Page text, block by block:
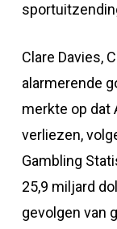
Clare Davies,
alarmerende
merkte op dat
verliezen,
Gambling
25,9 miljard
gevolgen van